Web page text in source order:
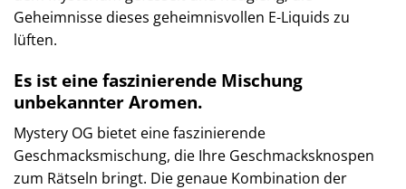
Geheimnisse dieses geheimnisvollen E-Liquids zu
lüften.
Es ist eine faszinierende Mischung
unbekannter Aromen.
Mystery OG bietet eine faszinierende
Geschmacksmischung, die Ihre Geschmacksknospen
zum Rätseln bringt. Die genaue Kombination der